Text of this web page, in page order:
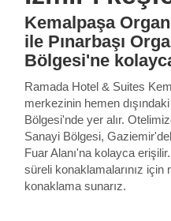
Kemalpaşa
ile Pınarbaşı
Bölgesi'ne
Ramada Hotel & Suites
merkezinin hemen
Bölgesi'nde yer alır.
Sanayi Bölgesi,
Fuar Alanı'na kolayca
süreli konaklamalarınız
konaklama sunarız.